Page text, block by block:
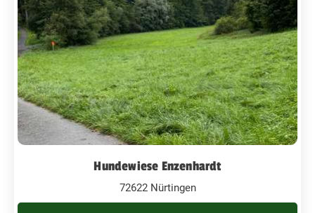
Hundewiese Enzenhardt
72622 Nürtingen